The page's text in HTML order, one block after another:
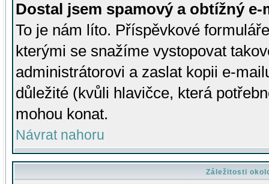
Dostal jsem spamový a obtížný
To je nám líto. Příspěvkové
kterými se snažíme vystopovat
administrátorovi a zaslat kopii e-
důležité (kvůli hlavičce, která
mohou konat.
Návrat nahoru
Záležitosti